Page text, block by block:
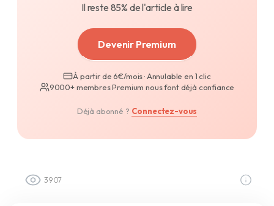
Il reste 85% de l'article à lire
Devenir Premium
À partir de 6€/mois · Annulable en 1 clic
9000+ membres Premium nous font déjà confiance
Déjà abonné ? Connectez-vous
3907